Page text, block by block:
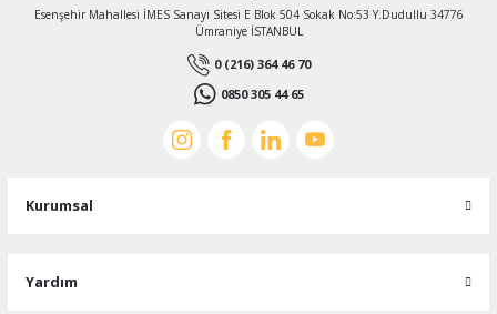
Esenşehir Mahallesi İMES Sanayi Sitesi E Blok 504 Sokak No:53 Y.Dudullu 34776
Ümraniye İSTANBUL
0 (216) 364 46 70
0850 305 44 65
Kurumsal
Yardım